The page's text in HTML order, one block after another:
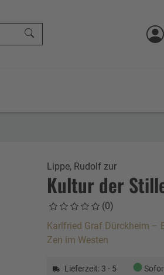
Lippe, Rudolf zur
Kultur der
(0)
Karlfried Graf Dürckheim –
Zen im Westen
Lieferzeit: 3 - 5
●